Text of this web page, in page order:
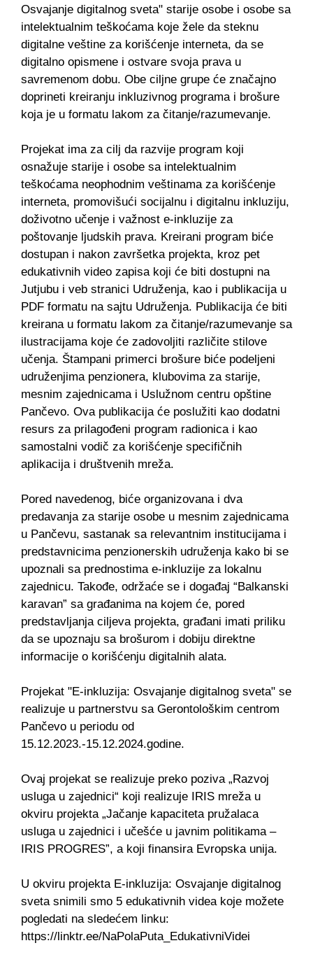
Osvajanje digitalnog sveta" starije osobe i osobe sa
intelektualnim teškoćama koje žele da steknu
digitalne veštine za korišćenje interneta, da se
digitalno opismene i ostvare svoja prava u
savremenom dobu. Obe ciljne grupe će značajno
doprineti kreiranju inkluzivnog programa i brošure
koja je u formatu lakom za čitanje/razumevanje.
Projekat ima za cilj da razvije program koji
osnažuje starije i osobe sa intelektualnim
teškoćama neophodnim veštinama za korišćenje
interneta, promovišući socijalnu i digitalnu inkluziju,
doživotno učenje i važnost e-inkluzije za
poštovanje ljudskih prava. Kreirani program biće
dostupan i nakon završetka projekta, kroz pet
edukativnih video zapisa koji će biti dostupni na
Jutjubu i veb stranici Udruženja, kao i publikacija u
PDF formatu na sajtu Udruženja. Publikacija će biti
kreirana u formatu lakom za čitanje/razumevanje sa
ilustracijama koje će zadovoljiti različite stilove
učenja. Štampani primerci brošure biće podeljeni
udruženjima penzionera, klubovima za starije,
mesnim zajednicama i Uslužnom centru opštine
Pančevo. Ova publikacija će poslužiti kao dodatni
resurs za prilagođeni program radionica i kao
samostalni vodič za korišćenje specifičnih
aplikacija i društvenih mreža.
Pored navedenog, biće organizovana i dva
predavanja za starije osobe u mesnim zajednicama
u Pančevu, sastanak sa relevantnim institucijama i
predstavnicima penzionerskih udruženja kako bi se
upoznali sa prednostima e-inkluzije za lokalnu
zajednicu. Takođe, održaće se i događaj “Balkanski
karavan” sa građanima na kojem će, pored
predstavljanja ciljeva projekta, građani imati priliku
da se upoznaju sa brošurom i dobiju direktne
informacije o korišćenju digitalnih alata.
Projekat "E-inkluzija: Osvajanje digitalnog sveta" se
realizuje u partnerstvu sa Gerontološkim centrom
Pančevo u periodu od
15.12.2023.-15.12.2024.godine.
Ovaj projekat se realizuje preko poziva „Razvoj
usluga u zajednici“ koji realizuje IRIS mreža u
okviru projekta „Jačanje kapaciteta pružalaca
usluga u zajednici i učešće u javnim politikama –
IRIS PROGRES”, a koji finansira Evropska unija.
U okviru projekta E-inkluzija: Osvajanje digitalnog
sveta snimili smo 5 edukativnih videa koje možete
pogledati na sledećem linku:
https://linktr.ee/NaPolaPuta_EdukativniVidei